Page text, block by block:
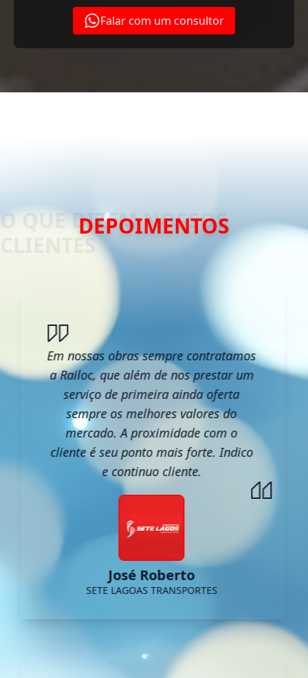
Falar com um consultor
DEPOIMENTOS
Em nossas obras sempre contratamos
a Railoc, que além de nos prestar um
serviço de primeira ainda oferta
sempre os melhores valores do
mercado. A proximidade com o
cliente é seu ponto mais forte. Indico
e continuo cliente.
José Roberto
SETE LAGOAS TRANSPORTES